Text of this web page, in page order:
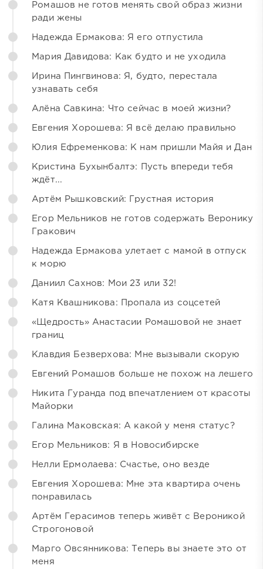
Ромашов не готов менять свой образ жизни
ради жены
Надежда Ермакова: Я его отпустила
Мария Давидова: Как будто и не уходила
Ирина Пингвинова: Я, будто, перестала
узнавать себя
Алёна Савкина: Что сейчас в моей жизни?
Евгения Хорошева: Я всё делаю правильно
Юлия Ефременкова: К нам пришли Майя и Дан
Кристина Бухынбалтэ: Пусть впереди тебя
ждёт...
Артём Рышковский: Грустная история
Егор Мельников не готов содержать Веронику
Гракович
Надежда Ермакова улетает с мамой в отпуск
к морю
Даниил Сахнов: Мои 23 или 32!
Катя Квашникова: Пропала из соцсетей
«Щедрость» Анастасии Ромашовой не знает
границ
Клавдия Безверхова: Мне вызывали скорую
Евгений Ромашов больше не похож на лешего
Никита Гуранда под впечатлением от красоты
Майорки
Галина Маковская: А какой у меня статус?
Егор Мельников: Я в Новосибирске
Нелли Ермолаева: Счастье, оно везде
Евгения Хорошева: Мне эта квартира очень
понравилась
Артём Герасимов теперь живёт с Вероникой
Строгоновой
Марго Овсянникова: Теперь вы знаете это от
меня